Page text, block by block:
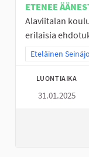
ETENEE
Alaviitalan
erilaisia
Rajaa tulokset
Eteläinen
LUONTIAIKA
31.01.2025